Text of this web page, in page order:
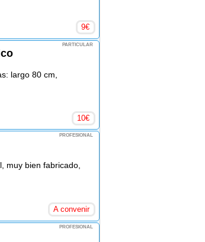
9€
PARTICULAR
largo 80 cm,
10€
PROFESIONAL
muy bien fabricado,
A convenir
PROFESIONAL